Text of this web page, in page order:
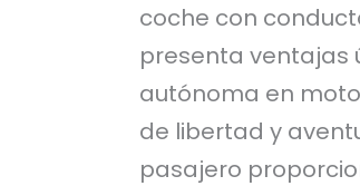
coche con
presenta ventajas
autónoma en
de libertad y
pasajero